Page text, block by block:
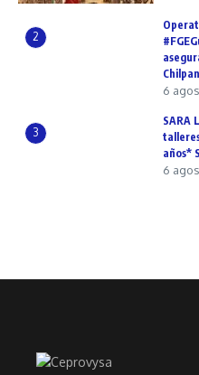
2
6
3
SARA
años*
6